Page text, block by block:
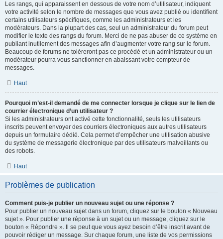
Les rangs, qui apparaissent en dessous de votre nom d’utilisateur, indiquent
votre activité selon le nombre de messages que vous avez publié ou identifient
certains utilisateurs spécifiques, comme les administrateurs et les
modérateurs. Dans la plupart des cas, seul un administrateur du forum peut
modifier le texte des rangs du forum. Merci de ne pas abuser de ce système en
publiant inutilement des messages afin d’augmenter votre rang sur le forum.
Beaucoup de forums ne toléreront pas ce procédé et un administrateur ou un
modérateur pourra vous sanctionner en abaissant votre compteur de
messages.
Haut
Pourquoi m’est-il demandé de me connecter lorsque je clique sur le lien de
courrier électronique d’un utilisateur ?
Si les administrateurs ont activé cette fonctionnalité, seuls les utilisateurs
inscrits peuvent envoyer des courriers électroniques aux autres utilisateurs
depuis un formulaire dédié. Cela permet d’empêcher une utilisation abusive
du système de messagerie électronique par des utilisateurs malveillants ou
des robots.
Haut
Problèmes de publication
Comment puis-je publier un nouveau sujet ou une réponse ?
Pour publier un nouveau sujet dans un forum, cliquez sur le bouton « Nouveau
sujet ». Pour publier une réponse à un sujet ou un message, cliquez sur le
bouton « Répondre ». Il se peut que vous ayez besoin d’être inscrit avant de
pouvoir rédiger un message. Sur chaque forum, une liste de vos permissions